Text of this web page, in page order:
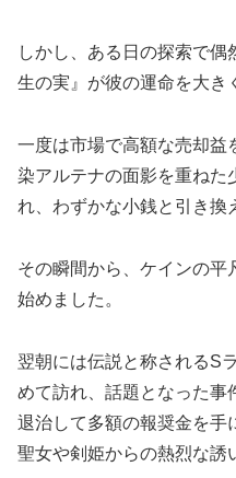
しかし、ある日の探索で
生の実』が彼の運命を大き
一度は市場で高額な売却益
染アルテナの面影を重ねた
れ、わずかな小銭と引き換
その瞬間から、ケインの平
始めました。
翌朝には伝説と称されるS
めて訪れ、話題となった事
退治して多額の報奨金を手
聖女や剣姫からの熱烈な誘